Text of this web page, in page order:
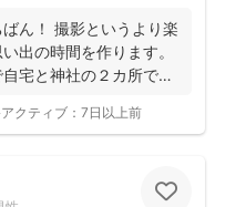
ん！ 撮影というより楽
出の時間を作ります。
宅と神社の２カ所で撮
クティブ： 7日以上前